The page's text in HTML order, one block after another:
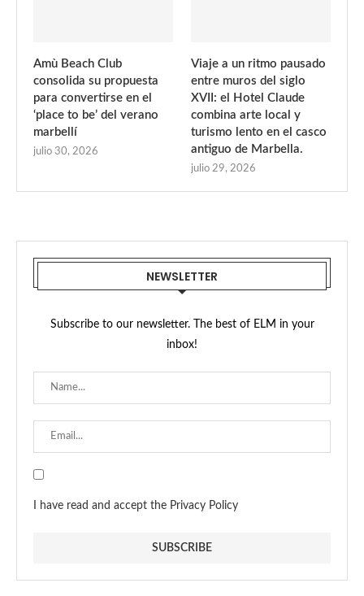
Amù Beach Club
consolida su propuesta
para convertirse en el
‘place to be’ del verano
marbellí
julio 30, 2026
Viaje a un ritmo pausado
entre muros del siglo
XVII: el Hotel Claude
combina arte local y
turismo lento en el casco
antiguo de Marbella.
julio 29, 2026
NEWSLETTER
Subscribe to our newsletter. The best of ELM in your
inbox!
I have read and accept the Privacy Policy